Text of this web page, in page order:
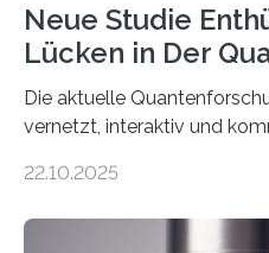
Neue Studie
Lücken in Der
Die aktuelle
vernetzt, interaktiv und
oft von Autor*innen, die eng
22.10.2025